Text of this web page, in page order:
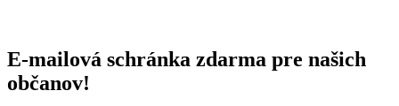
E-mailová schránka zdarma pre našich
občanov!